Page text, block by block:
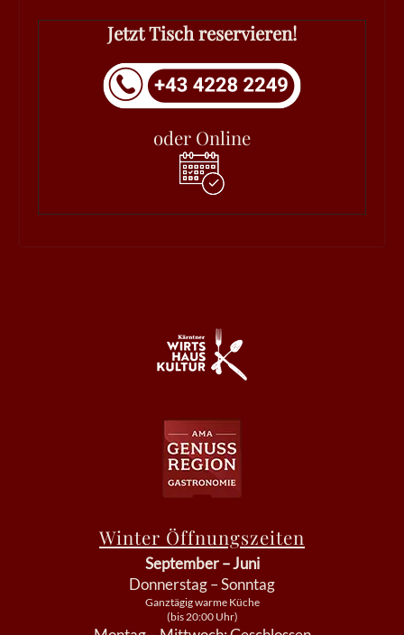
Jetzt Tisch reservieren!
oder Online
Winter Öffnungszeiten
September – Juni
Donnerstag – Sonntag
Ganztägig warme Küche
(bis 20:00 Uhr)